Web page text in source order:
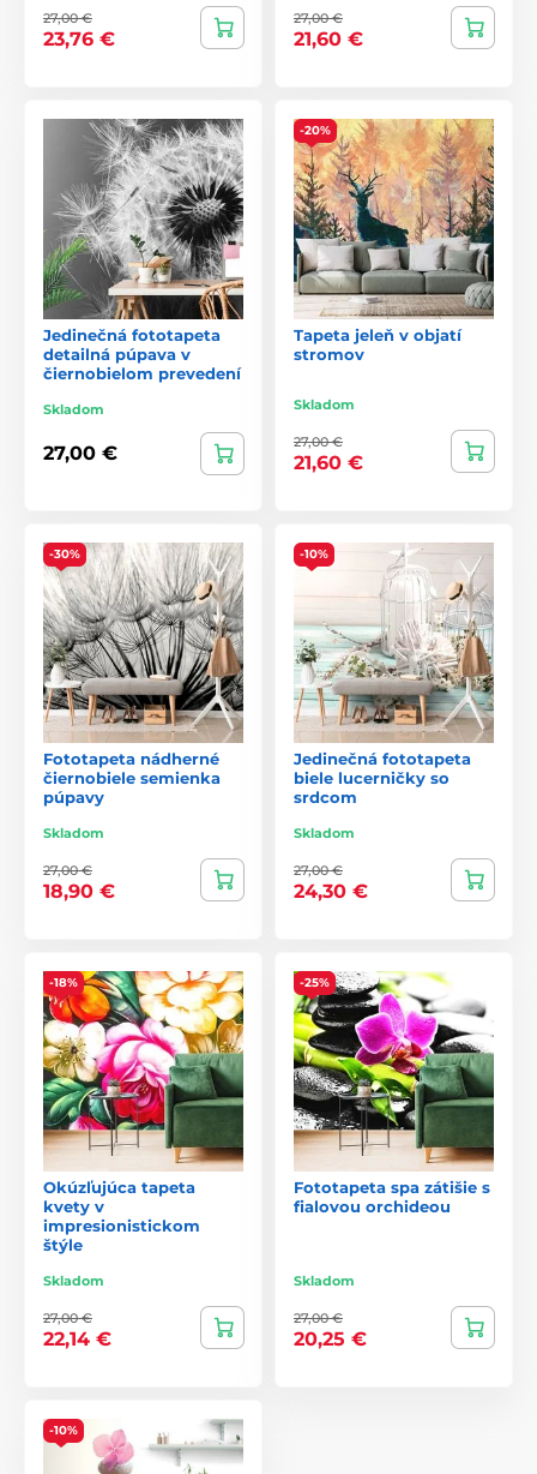
27,00 €
23,76 €
27,00 €
21,60 €
Jedinečná fototapeta
detailná púpava v
čiernobielom prevedení
Skladom
27,00 €
-20%
Tapeta jeleň v objatí
stromov
Skladom
27,00 €
21,60 €
-30%
Fototapeta nádherné
čiernobiele semienka
púpavy
Skladom
27,00 €
18,90 €
-10%
Jedinečná fototapeta
biele lucerničky so
srdcom
Skladom
27,00 €
24,30 €
-18%
Okúzľujúca tapeta
kvety v
impresionistickom
štýle
Skladom
27,00 €
22,14 €
-25%
Fototapeta spa zátišie s
fialovou orchideou
Skladom
27,00 €
20,25 €
-10%